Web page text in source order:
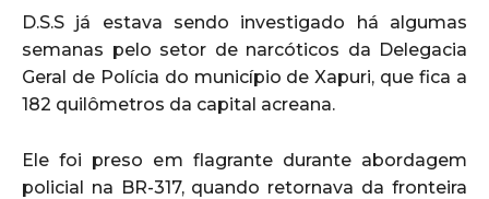
D.S.S já estava sendo investigado há algumas
semanas pelo setor de narcóticos da Delegacia
Geral de Polícia do município de Xapuri, que fica a
182 quilômetros da capital acreana.
Ele foi preso em flagrante durante abordagem
policial na BR-317, quando retornava da fronteira